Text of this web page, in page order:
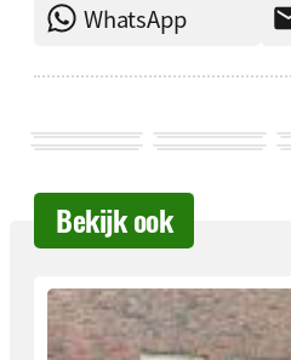
WhatsApp
Bekijk ook